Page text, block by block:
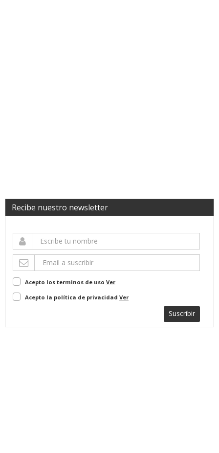
Recibe nuestro newsletter
Acepto los terminos de uso Ver
Acepto la política de privacidad Ver
Suscribir